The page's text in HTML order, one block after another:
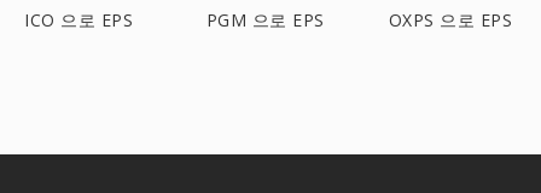
ICO 으로 EPS PGM 으로 EPS OXPS 으로 EPS